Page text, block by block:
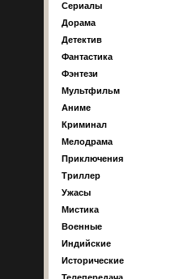
Сериалы
Дорама
Детектив
Фантастика
Фэнтези
Мультфильм
Аниме
Криминал
Мелодрама
Приключения
Триллер
Ужасы
Мистика
Военные
Индийские
Исторические